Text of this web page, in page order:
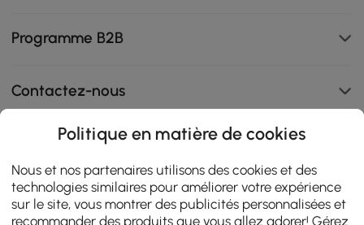
Programme B2B
Contactez-nous
108K
4.9
star
rating
AVIS CERTIFIÉS
Politique en matière de cookies
Nous et nos partenaires utilisons des cookies et des
technologies similaires pour améliorer votre expérience
sur le site, vous montrer des publicités personnalisées et
recommander des produits que vous allez adorer! Gérez